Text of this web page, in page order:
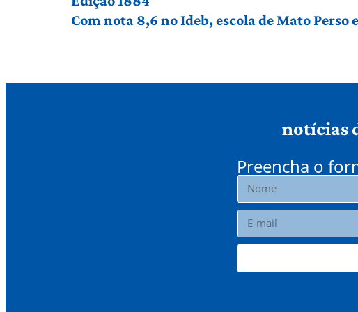
Com nota 8,6 no Ideb, escola de Mato
notícias
Preencha o